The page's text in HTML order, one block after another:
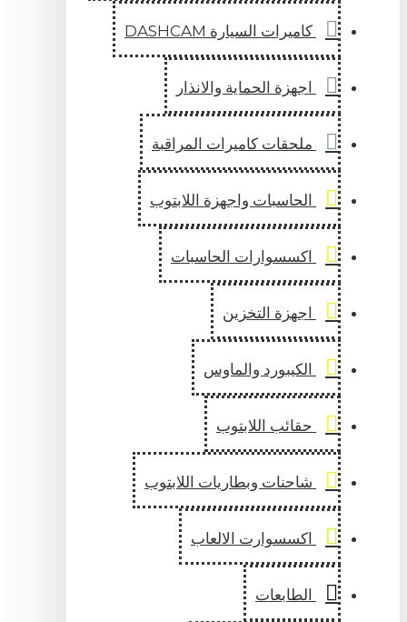
كاميرات السيارة DASHCAM
اجهزة الحماية والانذار
ملحقات كاميرات المراقبة
الحاسبات واجهزة اللابتوب
اكسسوارات الحاسبات
اجهزة التخزين
الكيبورد والماوس
حقائب اللابتوب
شاحنات وبطاريات اللابتوب
اكسسوارت الالعاب
الطابعات